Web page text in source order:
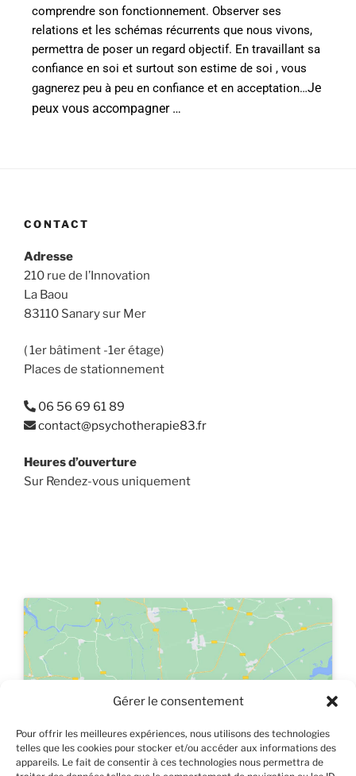
Gérer le consentement
Pour offrir les meilleures expériences, nous utilisons des technologies
telles que les cookies pour stocker et/ou accéder aux informations des
appareils. Le fait de consentir à ces technologies nous permettra de
comprendre son fonctionnement. Observer ses
relations et les schémas récurrents que nous vivons,
permettra de poser un regard objectif. En travaillant sa
confiance en soi et surtout son estime de soi , vous
gagnerez peu à peu en confiance et en acceptation…Je
peux vous accompagner …
CONTACT
Adresse
210 rue de l’Innovation
La Baou
83110 Sanary sur Mer
( 1er bâtiment -1er étage)
Places de stationnement
06 56 69 61 89
contact@psychotherapie83.fr
Heures d’ouverture
Sur Rendez-vous uniquement
Cliquez pour accepter les cookies